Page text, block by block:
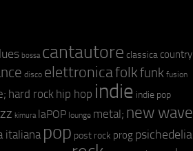
bossa cantautore classica country
disco elettronicafolkfunk fusion
hard rock hip hop indie indie pop
kimura laPOP lounge metal; new wave
italiana pop post rock prog psichedelia